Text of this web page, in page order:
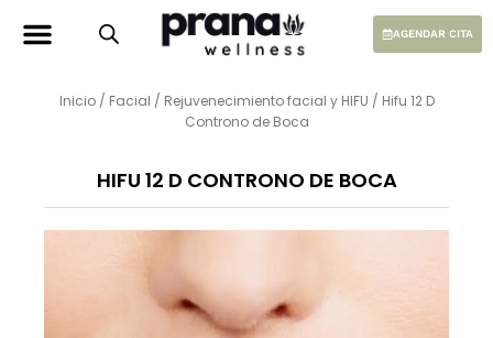
AGENDAR CITA
Inicio/ Facial / Rejuvenecimiento facial y HIFU / Hifu 12 D
Controno de Boca
HIFU 12 D CONTRONO DE BOCA